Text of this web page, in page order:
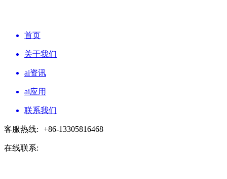
首页
关于我们
ai资讯
ai应用
联系我们
客服热线: +86-13305816468
在线联系: